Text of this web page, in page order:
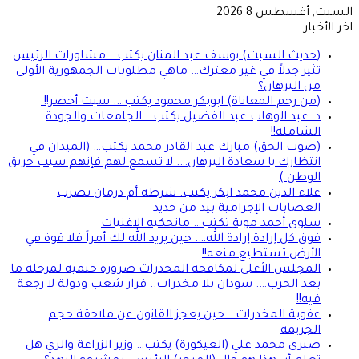
السبت, أغسطس 8 2026
اخر الأخبار
(حديث السبت) يوسف عبد المنان يكتب… مشاورات الرئيس
تثير جدلاً في غير معترك… ماهي مطلوبات الجمهورية الأولى
من البرهان؟
(من رحم المعاناة) ابوبكر محمود يكتب…. سبت أخضر!!
د. عبد الوهاب عبد الفضيل يكتب… الجامعات والجودة
الشاملة!!
(صوت الحق) مبارك عبد القادر محمد يكتب… (الميدان في
انتظارك يا سعادة البرهان…. لا تسمع لهم فإنهم سبب حريق
الوطن )
علاء الدين محمد ابكر يكتب: شرطة أم درمان تضرب
العصابات الإجرامية بيد من حديد
سلوى أحمد موية تكتب… ماتحكيه الاغنيات
فوق كل إرادة إرادة الله…. حين يريد الله لك أمراً فلا قوة في
الأرض تستطيع منعه!!
المجلس الأعلى لمكافحة المخدرات ضرورة حتمية لمرحلة ما
بعد الحرب…. سودان بلا مخدرات.. قرار شعب ودولة لا رجعة
فيه!!
عقوبة المخدرات… حين يعجز القانون عن ملاحقة حجم
الجريمة
صبرى محمد علي (العيكورة) يكتب… وزير الزراعة والري هل